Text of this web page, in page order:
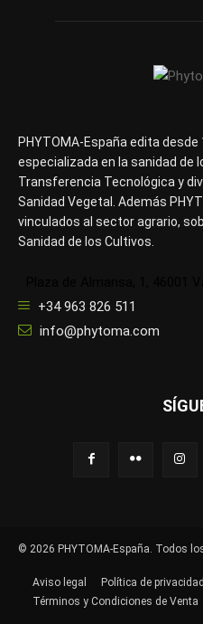
PHYTOMA-España edita
especializada en la sanidad de
Transferencia Tecnológica y
Sanidad Vegetal. Además
vinculados al sector agrario,
Sanidad de los Cultivos.
+34 963 826 511
info@phytoma.com
© 2026 PHYTOMA-España. Todos
Aviso legal Política de privacidad
Términos y Condiciones de Venta